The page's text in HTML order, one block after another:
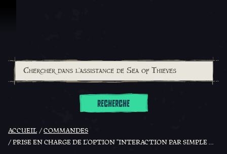
RECHERCHE
ACCUEIL
COMMANDES
PRISE EN CHARGE DE L'OPTION ''INTERACTION PAR SIMPLE PRESSION''